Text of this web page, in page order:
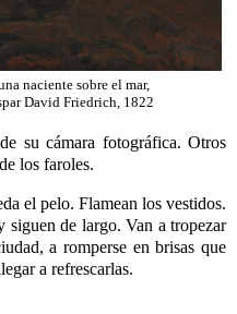
naciente sobre el mar,
David Friedrich, 1822
su cámara fotográfica. Otros
los faroles.
el pelo. Flamean los vestidos.
siguen de largo. Van a tropezar
a romperse en brisas que
a refrescarlas.